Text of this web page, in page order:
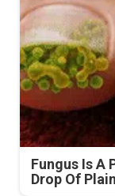
Fungus Is A
Drop Of